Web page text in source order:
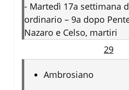
- Martedì 17a settimana
ordinario – 9a dopo
Nazaro e Celso, martiri
29
Ambrosiano